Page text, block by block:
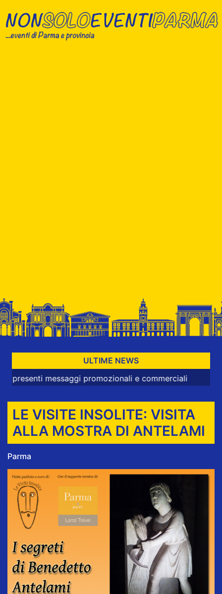
ULTIME NEWS
messaggi promozionali e commerciali
LE VISITE INSOLITE: VISITA
ALLA MOSTRA DI ANTELAMI
Parma